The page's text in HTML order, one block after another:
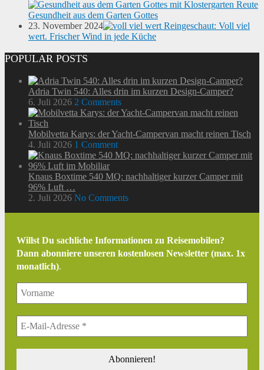
Gesundheit aus dem Garten Gottes
23. November 2024
Reingeschaut: Voll viel
wert. Frischer Wind in jede Küche
POPULAR POSTS
Adria Twin 540: Alles drin im kurzen Design-Camper?
6. Juli 2026 2 Comments
Mobilvetta Karys: der Yacht-Campervan macht reinen Tisch
4. Juli 2026 1 Comment
Knaus Boxtime 540 MQ: nachhaltiger kurzer Camper mit
96% Luft …
2. Juli 2026 No Comments
Willst Du sachliche Informationen zu Reisemobilen?
Dann abonniere unseren kostenlosen Newsletter (max. 1x
monatlich).